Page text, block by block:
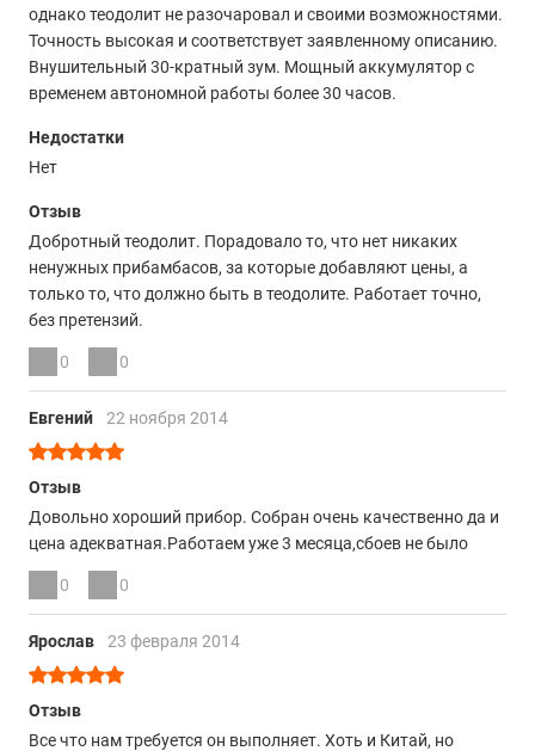
однако теодолит не разочаровал и своими возможностями.
Точность высокая и соответствует заявленному описанию.
Внушительный 30-кратный зум. Мощный аккумулятор с
временем автономной работы более 30 часов.
Недостатки
Нет
Отзыв
Добротный теодолит. Порадовало то, что нет никаких
ненужных прибамбасов, за которые добавляют цены, а
только то, что должно быть в теодолите. Работает точно,
без претензий.
0 0
Евгений 22 ноября 2014
Отзыв
Довольно хороший прибор. Собран очень качественно да и
цена адекватная.Работаем уже 3 месяца,сбоев не было
0 0
Ярослав 23 февраля 2014
Отзыв
Все что нам требуется он выполняет. Хоть и Китай, но